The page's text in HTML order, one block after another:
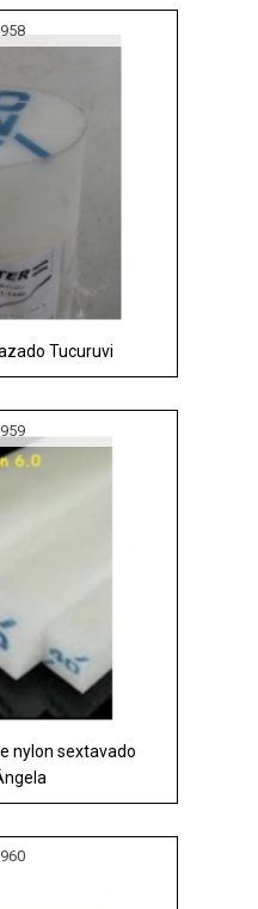
Tucuruvi
nylon sextavado